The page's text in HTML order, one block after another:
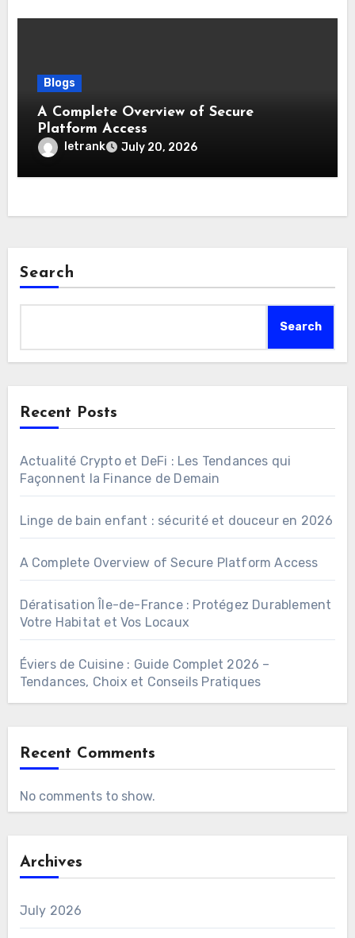
Blogs
A Complete Overview of Secure
Platform Access
letrank July 20, 2026
Search
Search
Recent Posts
Actualité Crypto et DeFi : Les Tendances qui
Façonnent la Finance de Demain
Linge de bain enfant : sécurité et douceur en 2026
A Complete Overview of Secure Platform Access
Dératisation Île-de-France : Protégez Durablement
Votre Habitat et Vos Locaux
Éviers de Cuisine : Guide Complet 2026 –
Tendances, Choix et Conseils Pratiques
Recent Comments
No comments to show.
Archives
July 2026